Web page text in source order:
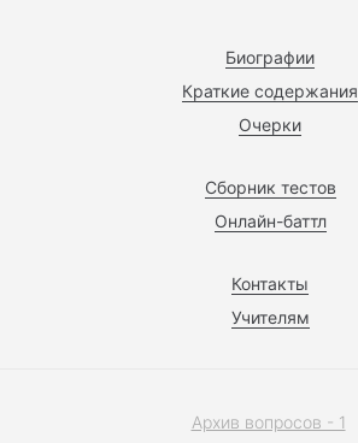
Биографии
Краткие содержания
Очерки
Сборник тестов
Онлайн-баттл
Контакты
Учителям
Архив вопросов - 1